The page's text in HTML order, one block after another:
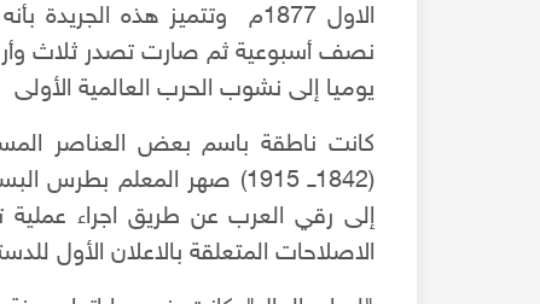
الاول 1877م وتتميز هذه
يوميا إلى نشوب الحرب العالمية الأولى
كانت ناطقة باسم بعض العناصر
(1842ــ 1915) صهر المعلم
إلى رقي العرب عن طريق اجراء عملية
الاصلاحات المتعلقة بالاعلان الأول